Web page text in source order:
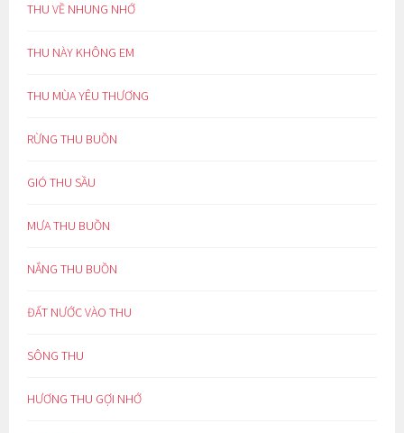
THU VỀ NHUNG NHỚ
THU NÀY KHÔNG EM
THU MÙA YÊU THƯƠNG
RỪNG THU BUỒN
GIÓ THU SẦU
MƯA THU BUỒN
NẮNG THU BUỒN
ĐẤT NƯỚC VÀO THU
SÔNG THU
HƯƠNG THU GỢI NHỚ